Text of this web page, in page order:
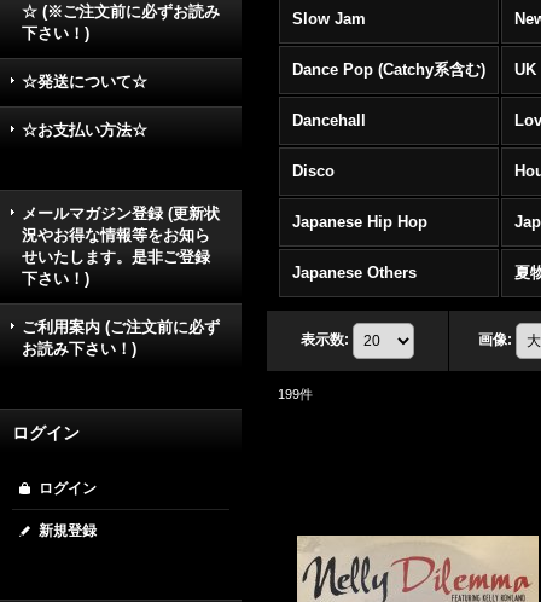
☆ (※ご注文前に必ずお読み
下さい！)
☆発送について☆
☆お支払い方法☆
メールマガジン登録 (更新状
況やお得な情報等をお知ら
せいたします。是非ご登録
下さい！)
ご利用案内 (ご注文前に必ず
お読み下さい！)
ログイン
ログイン
新規登録
Slow Jam
Dance Pop (Catchy系含む) UK
Dancehall
Disco
Japanese Hip Hop
Japanese Others 夏
表示数: 画像:
199件